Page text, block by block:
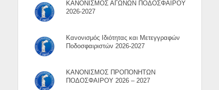
ΚΑΝΟΝΙΣΜΟΣ ΑΓΩΝΩΝ ΠΟΔΟΣΦΑΙΡΟΥ
2026-2027
Κανονισμός Ιδιότητας και Μετεγγραφών
Ποδοσφαιριστών 2026-2027
ΚΑΝΟΝΙΣΜΟΣ ΠΡΟΠΟΝΗΤΩΝ
ΠΟΔΟΣΦΑΙΡΟΥ 2026 – 2027